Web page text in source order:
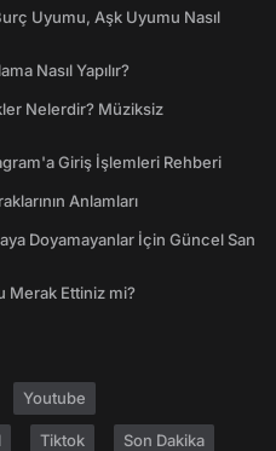
Uyumu, Aşk Uyumu Nasıl
Nasıl Yapılır?
Nelerdir? Müziksiz
Giriş İşlemleri Rehberi
Anlamları
Doyamayanlar İçin Güncel San
Merak Ettiniz mi?
Youtube
Tiktok Son Dakika